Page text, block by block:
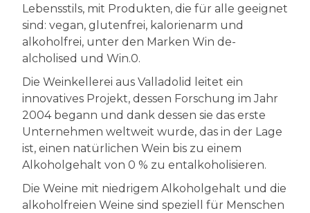
Lebensstils, mit Produkten, die für alle geeignet
sind: vegan, glutenfrei, kalorienarm und
alkoholfrei, unter den Marken Win de-
alcholised und Win.0.
Die Weinkellerei aus Valladolid leitet ein
innovatives Projekt, dessen Forschung im Jahr
2004 begann und dank dessen sie das erste
Unternehmen weltweit wurde, das in der Lage
ist, einen natürlichen Wein bis zu einem
Alkoholgehalt von 0 % zu entalkoholisieren.
Die Weine mit niedrigem Alkoholgehalt und die
alkoholfreien Weine sind speziell für Menschen